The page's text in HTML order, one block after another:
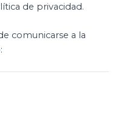
de privacidad.
comunicarse a la